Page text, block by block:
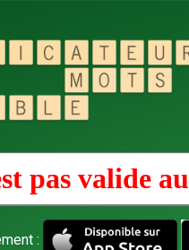
pas valide au
: